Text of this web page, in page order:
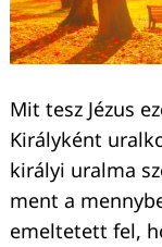
Mit tesz Jézus
Királyként
királyi uralma
ment a
emeltetett fel,